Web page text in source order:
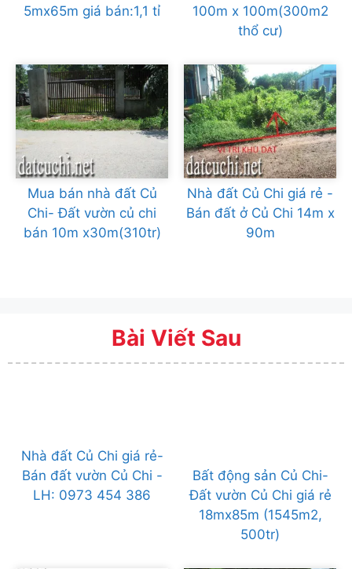
5mx65m giá bán:1,1 tỉ
100m x 100m(300m2
thổ cư)
Mua bán nhà đất Củ
Chi- Đất vườn củ chi
bán 10m x30m(310tr)
Nhà đất Củ Chi giá rẻ -
Bán đất ở Củ Chi 14m x
90m
Bài Viết Sau
Nhà đất Củ Chi giá rẻ-
Bán đất vườn Củ Chi -
LH: 0973 454 386
Bất động sản Củ Chi-
Đất vườn Củ Chi giá rẻ
18mx85m (1545m2,
500tr)